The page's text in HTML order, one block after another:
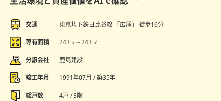
交通 東京地下鉄日比谷線 「広尾」 徒歩16分
専有面積 243㎡～243㎡
分譲会社 鹿島建設
竣工年月 1991年07月 / 築35年
総戸数 4戸 / 3階